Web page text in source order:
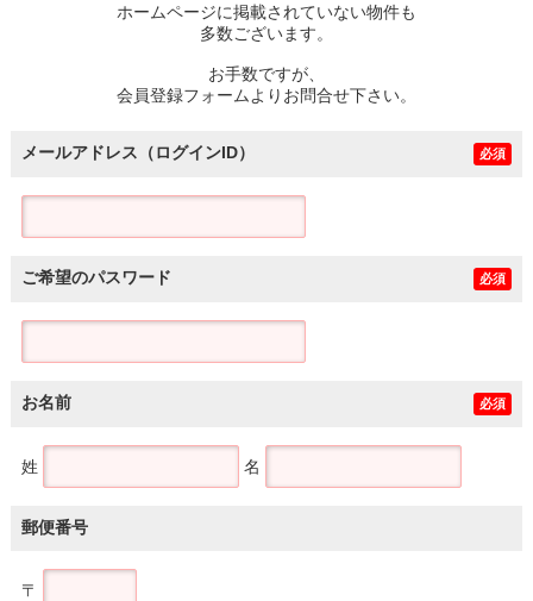
ホームページに掲載されていない物件も
多数ございます。
お手数ですが、
会員登録フォームよりお問合せ下さい。
メールアドレス（ログインID） 必須
ご希望のパスワード 必須
お名前 必須
姓 名
郵便番号
〒